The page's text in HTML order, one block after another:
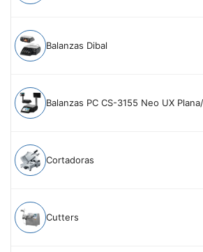
Balanzas Dibal
Balanzas PC CS-3155 Neo UX
Cortadoras
Cutters